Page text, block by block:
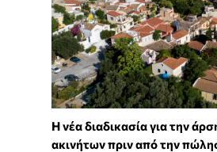
Η νέα διαδικασία για την
ακινήτων πριν από την